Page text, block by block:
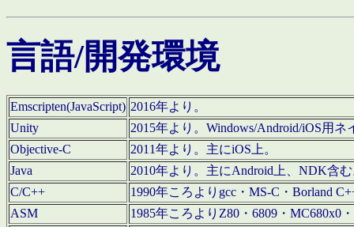
言語/開発環境
Emscripten(JavaScript) 2016年より。
Unity
2015年より。Windows/Android/iOS用
Objective-C
2011年より。主にiOS上。
Java
2010年より。主にAndroid上、NDK含
C/C++
1990年ころよりgcc・MS-C・Borland
ASM
1985年ころよりZ80・6809・MC680x0